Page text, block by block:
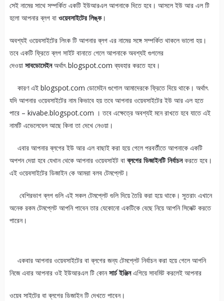
সেই নামের সাথে সম্পর্কিত একটি ইউআরএল আপনাকে দিতে হবে। আসলে ইউ আর এল টি
হলো আপনার ব্লগ বা ওয়েবসাইটের লিঙ্ক।
অবশ্যই ওয়েবসাইটের লিংক টি আপনার ব্লগ এর নামের সঙ্গে সম্পর্কিত থাকলে ভালো হয়।
তবে একটি ফ্রিতে ব্লগ সাইট বানাতে গেলে আপনাকে অবশ্যই গুগলের
দেওয়া সাবডোমেইনঅর্থাৎ blogspot.com ব্যবহার করতে হবে।
কারণ এই blogspot.com ডোমেইন গুগোল আমাদেরকে ফ্রিতে দিয়ে থাকে। অর্থাৎ
যদি আপনার ওয়েবসাইটের নাম কিভাবে হয় তবে আপনার ওয়েবসাইটের ইউ আর এল হতে
পারে – kivabe.blogspot.com । তবে এক্ষেত্রে অবশ্যই মনে রাখতে হবে যাতে এই
নামটি এভেলেবেল আছে কিনা তা দেখে নেওয়া।
এবার আপনার ব্লগের ইউ আর এল বাছাই করা হয়ে গেলে পরবর্তীতে আপনাকে একটি
অপশন দেয়া হবে যেখান থেকে আপনার ওয়েবসাইট বাব্লগের ডিজাইনটি নির্বাচনকরতে হবে।
এই ওয়েবসাইটের ডিজাইন কে আমরা বলব টেমপ্লেট।
বেশিরভাগ ব্লগ গুলি এই সকল টেমপ্লেট গুলি দিয়ে তৈরি করা হয়ে থাকে। সুতরাং এখানে
অনেক রকম টেমপ্লেট আপনি পাবেন তার যেকোনো একটিকে বেছে নিয়ে আপনি সিলেক্ট করতে
পারেন।
একবার আপনার ওয়েবসাইটের বা ব্লগের জন্য টেমপ্লেট নির্বাচন করা হয়ে গেলে আপনি
নিজে এবার আপনার ওই ইউআরএল টি কোনসার্চ ইঞ্জিনএগিয়ে সাবমিট করলেই আপনার
ওয়েব সাইটের বা ব্লগের ডিজাইন টি দেখতে পাবেন।